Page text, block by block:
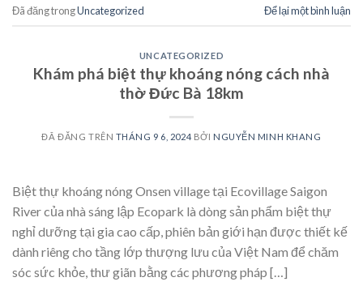
Đã đăng trongUncategorized Để lại một bình luận
UNCATEGORIZED
Khám phá biệt thự khoáng nóng cách nhà
thờ Đức Bà 18km
ĐÃ ĐĂNG TRÊN THÁNG 9 6, 2024 BỞI NGUYỄN MINH KHANG
Biệt thự khoáng nóng Onsen village tại Ecovillage Saigon
River của nhà sáng lập Ecopark là dòng sản phẩm biệt thự
nghỉ dưỡng tại gia cao cấp, phiên bản giới hạn được thiết kế
dành riêng cho tầng lớp thượng lưu của Việt Nam để chăm
sóc sức khỏe, thư giãn bằng các phương pháp […]